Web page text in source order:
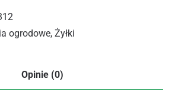
ogrodowe, Żyłki
Opinie (0)